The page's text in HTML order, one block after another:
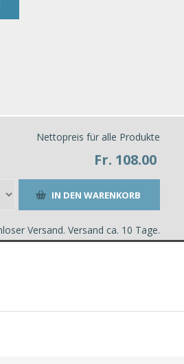
Nettopreis für alle Produkte
Fr. 108.00
Versand. Versand ca. 10 Tage.